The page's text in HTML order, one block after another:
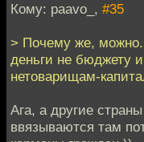
Кому: paavo_, #35
> Почему же, можно.
деньги не бюджету
нетоварищам-
Ага, а другие
ввязываются там